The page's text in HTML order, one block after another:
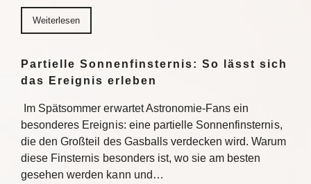
Weiterlesen
Partielle Sonnenfinsternis: So lässt sich
das Ereignis erleben
Im Spätsommer erwartet Astronomie-Fans ein
besonderes Ereignis: eine partielle Sonnenfinsternis,
die den Großteil des Gasballs verdecken wird. Warum
diese Finsternis besonders ist, wo sie am besten
gesehen werden kann und…